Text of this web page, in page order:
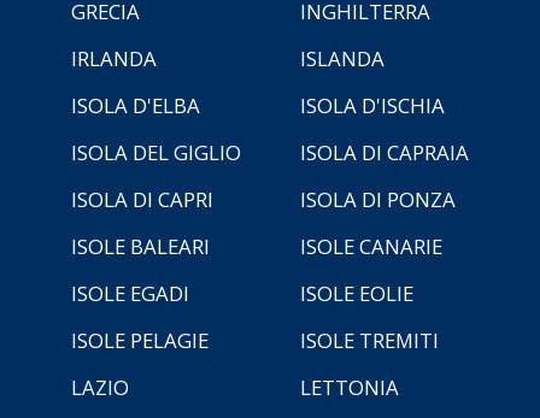
GRECIA
INGHILTERRA
IRLANDA
ISLANDA
ISOLA D'ELBA
ISOLA D'ISCHIA
ISOLA DEL GIGLIO
ISOLA DI CAPRAIA
ISOLA DI CAPRI
ISOLA DI PONZA
ISOLE BALEARI
ISOLE CANARIE
ISOLE EGADI
ISOLE EOLIE
ISOLE PELAGIE
ISOLE TREMITI
LAZIO
LETTONIA